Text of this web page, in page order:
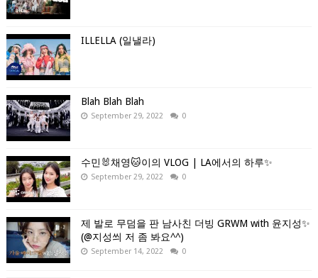
ILLELLA (일낼라)
Blah Blah Blah
September 29, 2022 0
수민🐰채영🐱이의 VLOG | LA에서의 하루✨
September 29, 2022 0
제 발로 무덤을 판 남사친 더빙 GRWM with 윤지성✨
(@지성씌 저 좀 봐요^^)
September 14, 2022 0